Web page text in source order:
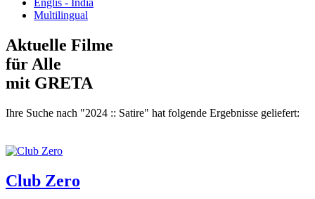
Englis - India
Multilingual
Aktuelle Filme
für Alle
mit GRETA
Ihre Suche nach "2024 :: Satire" hat folgende Ergebnisse geliefert:
Club Zero